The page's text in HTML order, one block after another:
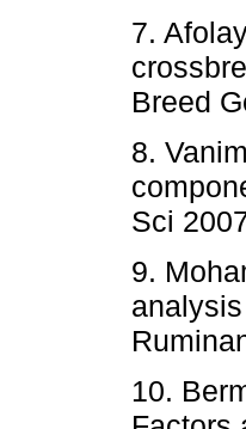
7.
Breed
8.
Sci
9.
10.